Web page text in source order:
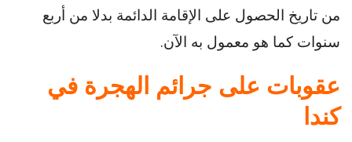
من تاريخ الحصول على الإقامة الدائمة بدلا من أربع
سنوات كما هو معمول به الآن.
عقوبات على جرائم الهجرة في
كندا